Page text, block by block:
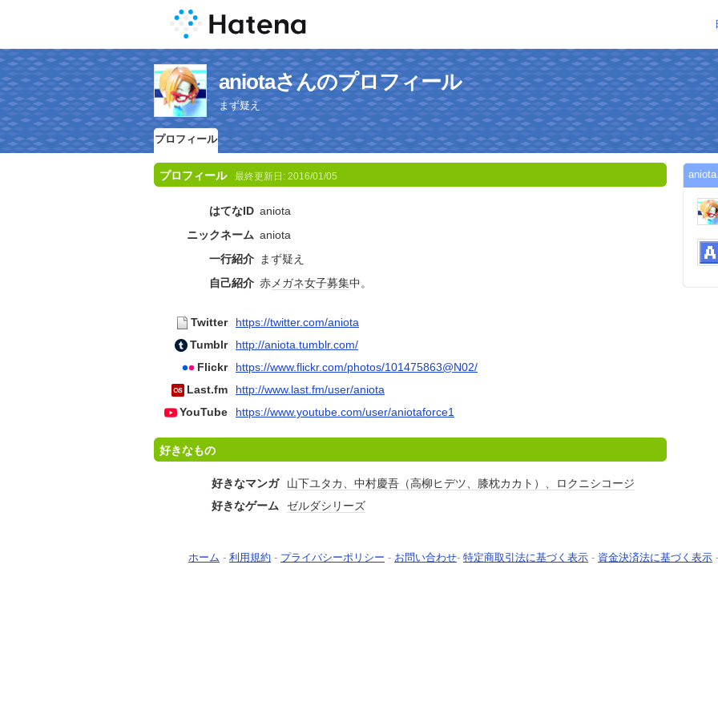
aniotaさんのプロフィール
まず疑え
プロフィール
プロフィール 最終更新日: 2016/01/05
はてなID aniota
ニックネーム aniota
一行紹介 まず疑え
自己紹介 赤メガネ女子募集中。
Twitter
https://twitter.com/aniota
Tumblr
http://aniota.tumblr.com/
Flickr
https://www.flickr.com/photos/101475863@N02/
Last.fm
http://www.last.fm/user/aniota
YouTube
https://www.youtube.com/user/aniotaforce1
好きなもの
好きなマンガ
山下ユタカ、中村慶吾（高柳ヒデツ、膝枕カカト）、ロクニシコージ
好きなゲーム
ゼルダシリーズ
ホーム - 利用規約 - プライバシーポリシー - お問い合わせ- 特定商取引法に基づく表示 - 資金決済法に基づく表示 -